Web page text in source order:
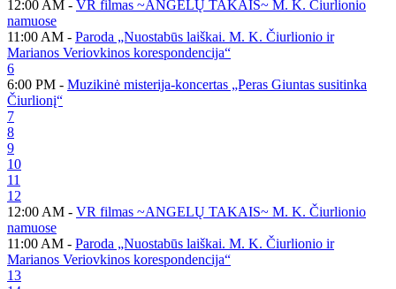
12:00 AM - VR filmas ~ANGELŲ TAKAIS~ M. K. Čiurlionio
namuose
11:00 AM - Paroda „Nuostabūs laiškai. M. K. Čiurlionio ir
Marianos Veriovkinos korespondencija“
6
6:00 PM - Muzikinė misterija-koncertas „Peras Giuntas susitinka
Čiurlionį“
7
8
9
10
11
12
12:00 AM - VR filmas ~ANGELŲ TAKAIS~ M. K. Čiurlionio
namuose
11:00 AM - Paroda „Nuostabūs laiškai. M. K. Čiurlionio ir
Marianos Veriovkinos korespondencija“
13